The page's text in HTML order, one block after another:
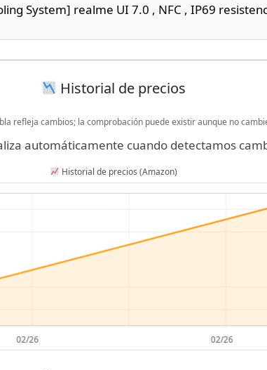
System] realme UI 7.0 , NFC , IP69
Historial de precios
refleja cambios; la comprobación puede existir aunque no
automáticamente cuando detectamos
Historial de precios (Amazon)